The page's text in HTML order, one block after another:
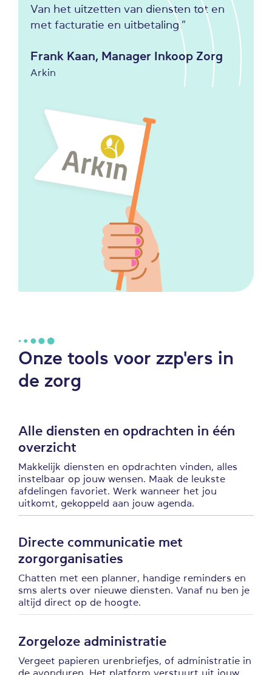
Van het uitzetten van diensten tot en
met facturatie en uitbetaling.”
Frank Kaan, Manager Inkoop Zorg
Arkin
Onze tools voor zzp'ers in
de zorg
Alle diensten en opdrachten in één
overzicht
Makkelijk diensten en opdrachten vinden, alles
instelbaar op jouw wensen. Maak de leukste
afdelingen favoriet. Werk wanneer het jou
uitkomt, gekoppeld aan jouw agenda.
Directe communicatie met
zorgorganisaties
Chatten met een planner, handige reminders en
sms alerts over nieuwe diensten. Vanaf nu ben je
altijd direct op de hoogte.
Zorgeloze administratie
Vergeet papieren urenbriefjes, of administratie in
de avonduren. Het platform verstuurt uit jouw